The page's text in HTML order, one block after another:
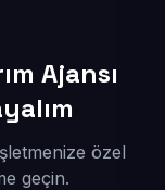
Ajansı
özel
geçin.